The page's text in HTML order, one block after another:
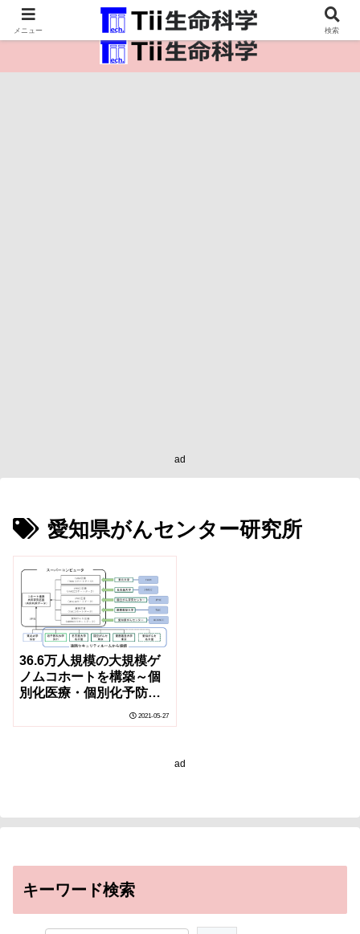
医療保健・生命・生物の情報インフラ。
ad
愛知県がんセンター研究所
36.6万人規模の大規模ゲ
ノムコホートを構築～個
別化医療・個別化予防の
究機関が連携～
2021-05-27
ad
キーワード検索
メニュー 検索